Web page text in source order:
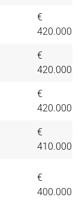
€
420.000
€
420.000
€
420.000
€
410.000
€
400.000